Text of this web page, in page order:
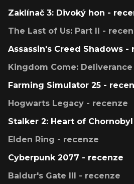
Zaklínač 3: Divoký hon -
The Last of Us: Part II -
Assassin's Creed Shadows -
Kingdom Come:
Farming Simulator 25 -
Hogwarts Legacy - recenze
Stalker 2: Heart of
Elden Ring - recenze
Cyberpunk 2077 - recenze
Baldur's Gate III - recenze